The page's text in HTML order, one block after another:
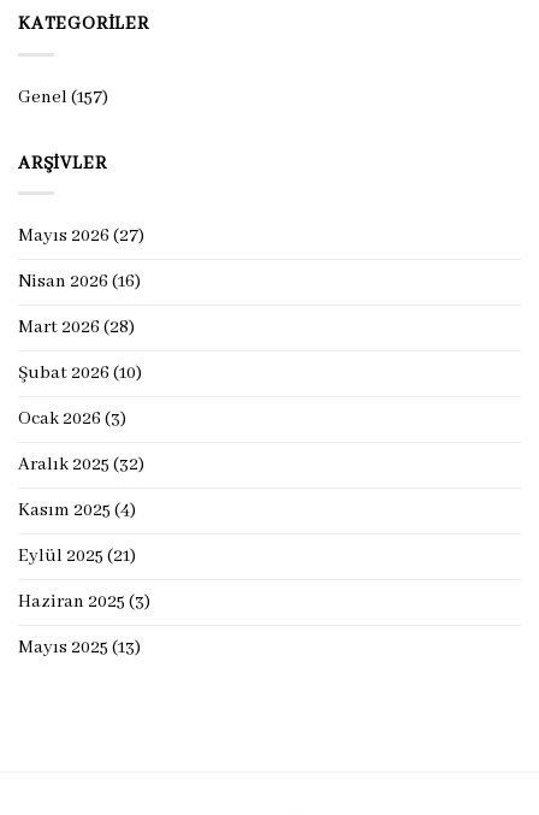
KATEGORILER
Genel(157)
ARŞIVLER
Mayıs 2026 (27)
Nisan 2026 (16)
Mart 2026 (28)
Şubat 2026 (10)
Ocak 2026 (3)
Aralık 2025 (32)
Kasım 2025 (4)
Eylül 2025 (21)
Haziran 2025 (3)
Mayıs 2025 (13)